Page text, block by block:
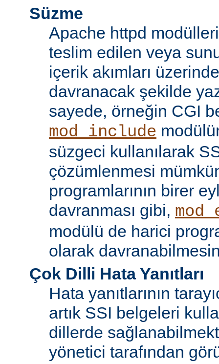
Süzme
Apache httpd
teslim edilen veya
içerik akımları
davranacak şekilde
sayede, örneğin CGI
mod_include
süzgeci kullanılarak
çözümlenmesi
programlarının birer
davranması gibi,
modülü de harici
olarak
Çok Dilli Hata Yanıtları
Hata yanıtlarının
artık SSI belgeleri
dillerde
yönetici tarafından